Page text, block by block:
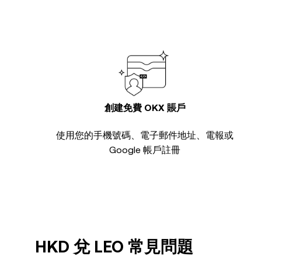
創建免費 OKX 賬戶
使用您的手機號碼、電子郵件地址、電報或
Google 帳戶註冊
HKD 兌 LEO 常見問題